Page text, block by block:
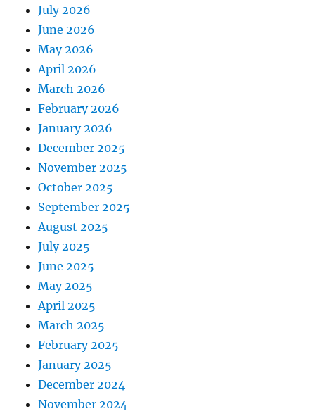
July 2026
June 2026
May 2026
April 2026
March 2026
February 2026
January 2026
December 2025
November 2025
October 2025
September 2025
August 2025
July 2025
June 2025
May 2025
April 2025
March 2025
February 2025
January 2025
December 2024
November 2024